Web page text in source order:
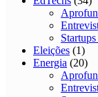
Eleições (1)
Energia (20)